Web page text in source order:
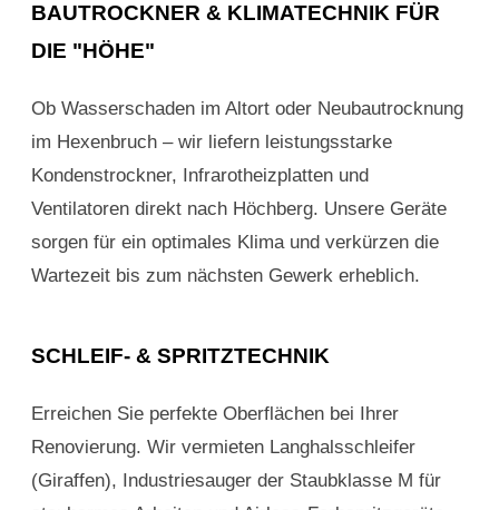
BAUTROCKNER & KLIMATECHNIK FÜR
DIE "HÖHE"
Ob Wasserschaden im Altort oder Neubautrocknung
im Hexenbruch – wir liefern leistungsstarke
Kondenstrockner, Infrarotheizplatten und
Ventilatoren direkt nach Höchberg. Unsere Geräte
sorgen für ein optimales Klima und verkürzen die
Wartezeit bis zum nächsten Gewerk erheblich.
SCHLEIF- & SPRITZTECHNIK
Erreichen Sie perfekte Oberflächen bei Ihrer
Renovierung. Wir vermieten Langhalsschleifer
(Giraffen), Industriesauger der Staubklasse M für